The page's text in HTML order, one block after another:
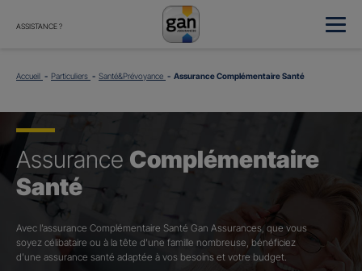
ASSISTANCE ?
Accueil Particuliers Santé&Prévoyance Assurance Complémentaire Santé
Assurance Complémentaire
Santé
Avec l’assurance Complémentaire Santé Gan Assurances, que vous
soyez célibataire ou à la tête d’une famille nombreuse, bénéficiez
d’une assurance santé adaptée à vos besoins et votre budget.​